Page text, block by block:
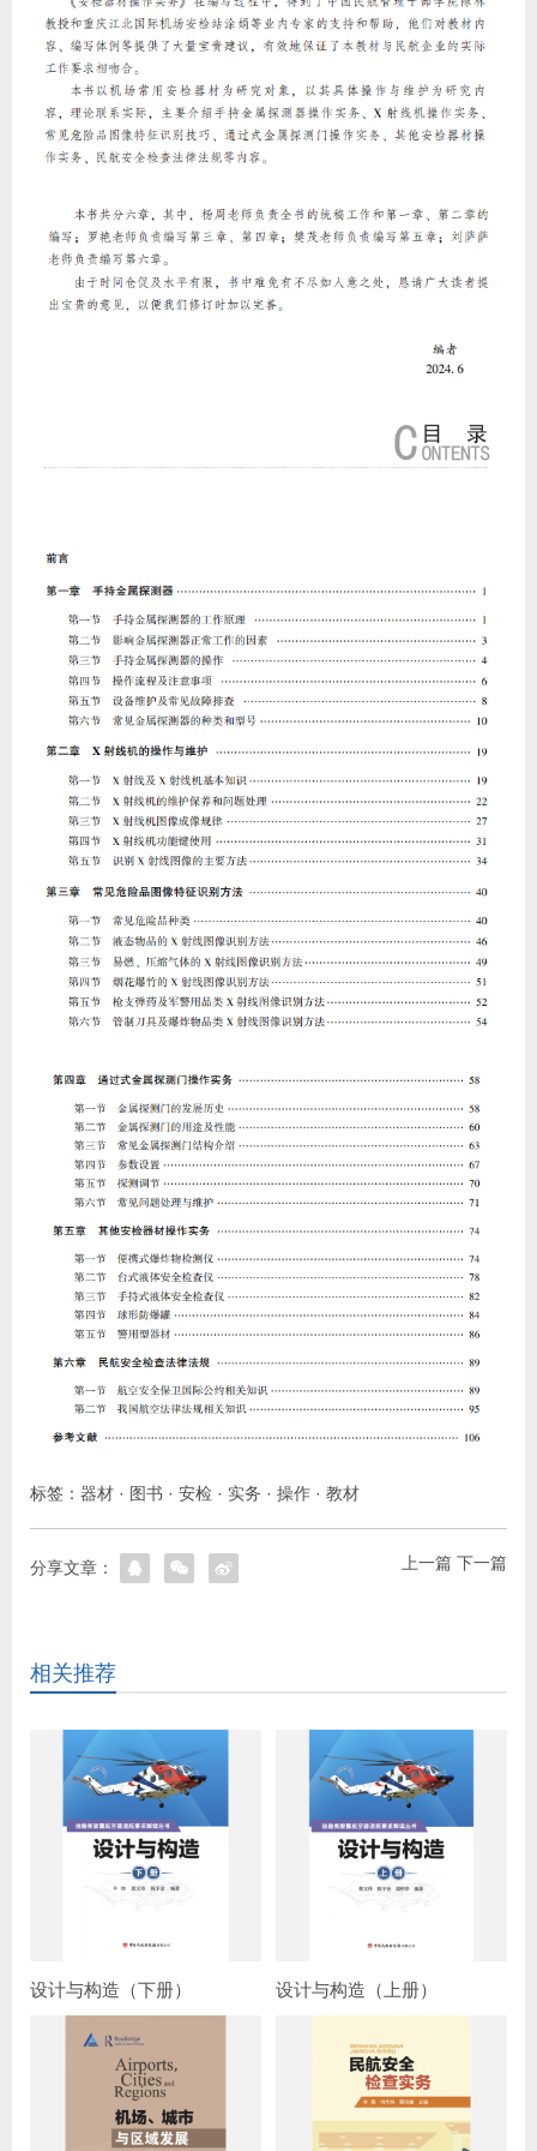
标签： 器材 · 图书 · 安检 · 实务 · 操作 · 教材
上一篇 下一篇
分享文章：
相关推荐
设计与构造（下册） 设计与构造（上册）